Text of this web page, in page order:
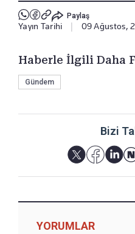
Paylaş
Yayın Tarihi 09 Ağustos,
Haberle İlgili Daha
Gündem
Bizi
YORUMLAR